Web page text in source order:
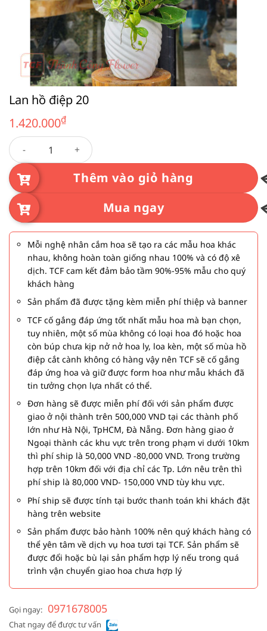
Lan hồ điệp 20
1.420.000₫
Lan hồ điệp 20 số lượng
Thêm vào giỏ hàng
Mua ngay
Mỗi nghệ nhân cắm hoa sẽ tạo ra các mẫu hoa khác
nhau, không hoàn toàn giống nhau 100% và có độ xê
dịch. TCF cam kết đảm bảo tầm 90%-95% mẫu cho quý
khách hàng
Sản phẩm đã được tặng kèm miễn phí thiệp và banner
TCF cố gắng đáp ứng tốt nhất mẫu hoa mà bạn chọn,
tuy nhiên, một số mùa không có loại hoa đó hoặc hoa
còn búp chưa kịp nở nở hoa ly, loa kèn, một số mùa hồ
điệp cắt cành không có hàng vậy nên TCF sẽ cố gắng
đáp ứng hoa và giữ được form hoa như mẫu khách đã
tin tưởng chọn lựa nhất có thể.
Đơn hàng sẽ được miễn phí đối với sản phẩm được
giao ở nội thành trên 500,000 VND tại các thành phố
lớn như Hà Nội, TpHCM, Đà Nẵng. Đơn hàng giao ở
Ngoại thành các khu vực trên trong phạm vi dưới 10km
thì phí ship là 50,000 VND -80,000 VND. Trong trường
hợp trên 10km đối với địa chỉ các Tp. Lớn nêu trên thì
phí ship là 80,000 VND- 150,000 VND tùy khu vực.
Phí ship sẽ được tính tại bước thanh toán khi khách đặt
hàng trên website
Sản phẩm được bảo hành 100% nên quý khách hàng có
thể yên tâm về dịch vụ hoa tươi tại TCF. Sản phẩm sẽ
được đổi hoặc bù lại sản phẩm hợp lý nếu trong quá
trình vận chuyển giao hoa chưa hợp lý
Gọi ngay: 0971678005
Chat ngay để được tư vấn